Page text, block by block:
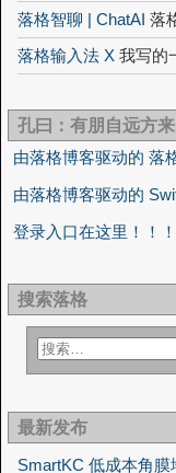
落格智聊 | ChatAI 落
落格输入法 X 我写的
孔曰：有朋自远方
由落格博客驱动的 落
由落格博客驱动的
登录入口在这里！！
搜索落格
最新发布
SmartKC 低成本角膜